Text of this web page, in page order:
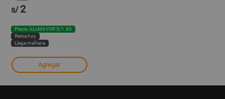
s/ 2
Precio ALxMAYOR S/1.80
Retira hoy
Llega mañana
Agregar